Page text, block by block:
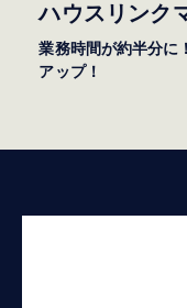
ハウスリンク
業務時間が約半分に
アップ！